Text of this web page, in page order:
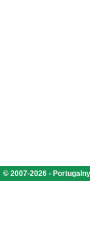
© 2007-2026 -